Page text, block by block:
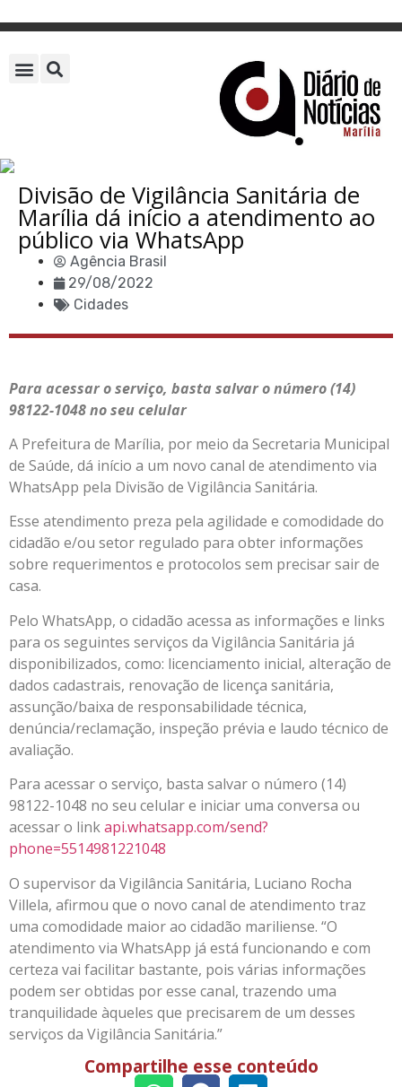
Divisão de Vigilância Sanitária de
Marília dá início a atendimento ao
público via WhatsApp
Agência Brasil
29/08/2022
Cidades
Para acessar o serviço, basta salvar o número (14)
98122-1048 no seu celular
A Prefeitura de Marília, por meio da Secretaria Municipal
de Saúde, dá início a um novo canal de atendimento via
WhatsApp pela Divisão de Vigilância Sanitária.
Esse atendimento preza pela agilidade e comodidade do
cidadão e/ou setor regulado para obter informações
sobre requerimentos e protocolos sem precisar sair de
casa.
Pelo WhatsApp, o cidadão acessa as informações e links
para os seguintes serviços da Vigilância Sanitária já
disponibilizados, como: licenciamento inicial, alteração de
dados cadastrais, renovação de licença sanitária,
assunção/baixa de responsabilidade técnica,
denúncia/reclamação, inspeção prévia e laudo técnico de
avaliação.
Para acessar o serviço, basta salvar o número (14)
98122-1048 no seu celular e iniciar uma conversa ou
acessar o linkapi.whatsapp.com/send?
phone=5514981221048
O supervisor da Vigilância Sanitária, Luciano Rocha
Villela, afirmou que o novo canal de atendimento traz
uma comodidade maior ao cidadão mariliense. “O
atendimento via WhatsApp já está funcionando e com
certeza vai facilitar bastante, pois várias informações
podem ser obtidas por esse canal, trazendo uma
tranquilidade àqueles que precisarem de um desses
serviços da Vigilância Sanitária.”
Compartilhe esse conteúdo